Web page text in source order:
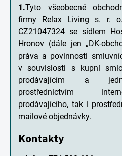
1.Tyto všeobecné
firmy Relax Living s. r.
CZ21047324 se sídlem
Hronov (dále jen „DK-
práva a povinnosti
v souvislosti s kupní
prodávajícím a
prostřednictvím
prodávajícího, tak i
mailové objednávky.
Kontakty